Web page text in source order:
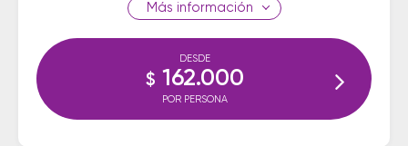
información
DESDE
$ 162.000
POR PERSONA